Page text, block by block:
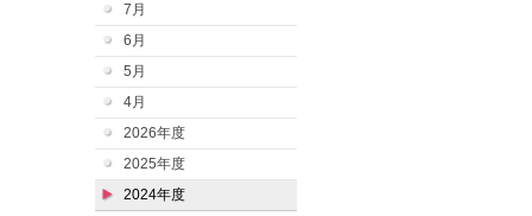
7月
6月
5月
4月
2026年度
2025年度
2024年度